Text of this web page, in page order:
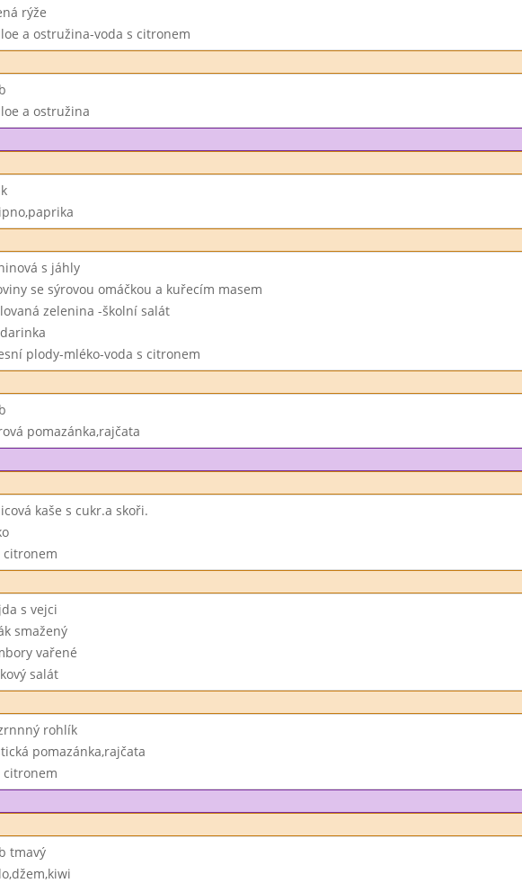
rýže
a ostružina-voda s citronem
a ostružina
s jáhly
se sýrovou omáčkou a kuřecím masem
zelenina -školní salát
plody-mléko-voda s citronem
pomazánka,rajčata
kaše s cukr.a skoři.
citronem
s vejci
smažený
vařené
salát
rohlík
pomazánka,rajčata
citronem
tmavý